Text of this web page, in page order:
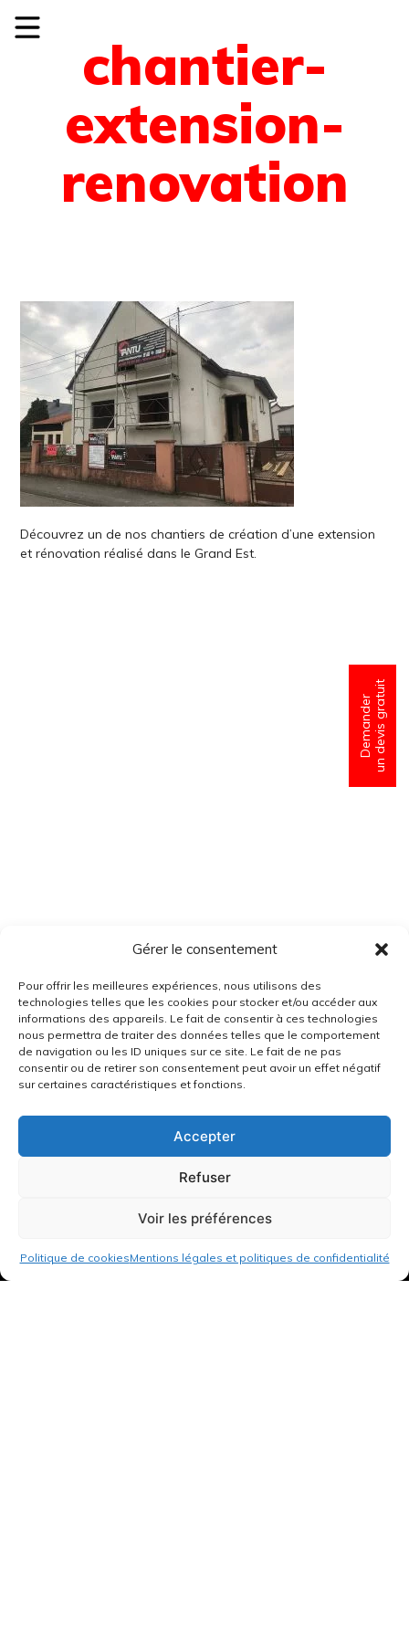
Gérer le consentement
Pour offrir les meilleures expériences, nous utilisons des
technologies telles que les cookies pour stocker et/ou accéder aux
informations des appareils. Le fait de consentir à ces technologies
nous permettra de traiter des données telles que le comportement
de navigation ou les ID uniques sur ce site. Le fait de ne pas
consentir ou de retirer son consentement peut avoir un effet négatif
sur certaines caractéristiques et fonctions.
Accepter
Refuser
Voir les préférences
Politique de cookiesMentions légales et politiques de confidentialité
Demanderun devis gratuit
chantier-
extension-
renovation
Découvrez un de nos chantiers de création d’une extension
et rénovation réalisé dans le Grand Est.